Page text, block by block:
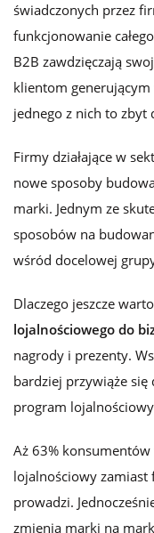
świadczonych przez
funkcjonowanie
B2B zawdzięczają
klientom
jednego z nich to zbyt
Firmy działające w
nowe sposoby
marki. Jednym ze
sposobów na
wśród docelowej
Dlaczego jeszcze
lojalnościowego do
nagrody i prezenty.
bardziej przywiąże
program
Aż 63%
lojalnościowy
prowadzi.
zmienia marki na